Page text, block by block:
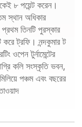
৮ পয়েন্ট করেন।
স্থান অধিকার
তিনটি পুরস্কার
ট্রফি। নন্দকুমার ট
ওপেন টুর্নামেন্টের
কলি সংস্কৃতি ভবন,
পঞ্চম এবং বছরের